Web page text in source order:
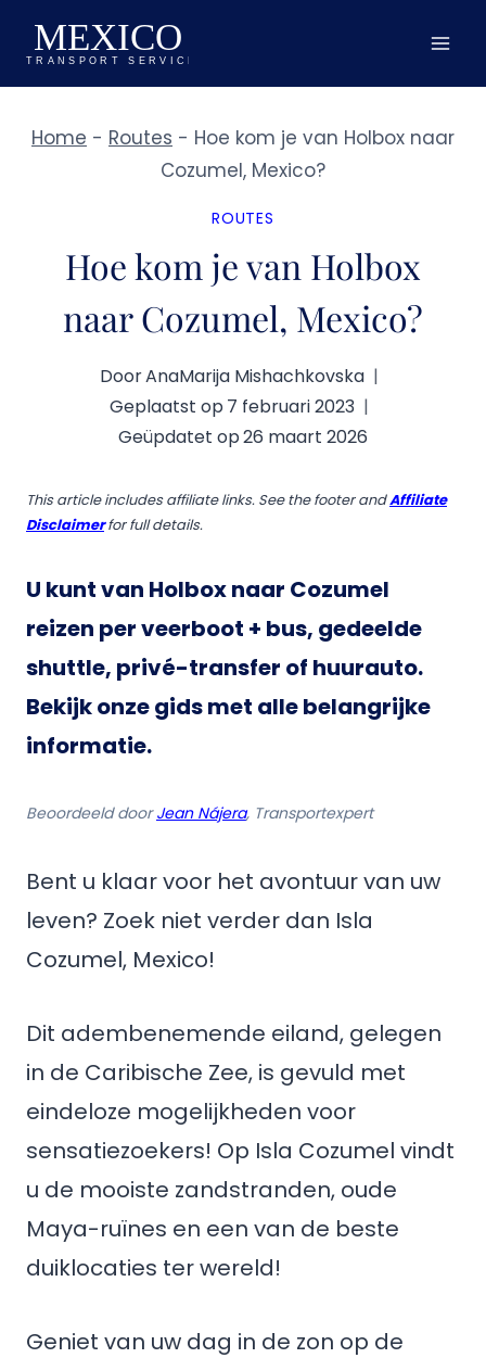
Doorgaan
naar
inhoud
Home - Routes - Hoe kom je van Holbox naar
Cozumel, Mexico?
ROUTES
Hoe kom je van Holbox
naar Cozumel, Mexico?
DoorAnaMarija Mishachkovska
Geplaatst op 7 februari 2023
Geüpdatet op26 maart 2026
This article includes affiliate links. See the footer andAffiliate
Disclaimerfor full details.
U kunt van Holbox naar Cozumel
reizen per veerboot + bus, gedeelde
shuttle, privé-transfer of huurauto.
Bekijk onze gids met alle belangrijke
informatie.
Beoordeeld doorJean Nájera, Transportexpert
Bent u klaar voor het avontuur van uw
leven? Zoek niet verder dan Isla
Cozumel, Mexico!
Dit adembenemende eiland, gelegen
in de Caribische Zee, is gevuld met
eindeloze mogelijkheden voor
sensatiezoekers! Op Isla Cozumel vindt
u de mooiste zandstranden, oude
Maya-ruïnes en een van de beste
duiklocaties ter wereld!
Geniet van uw dag in de zon op de